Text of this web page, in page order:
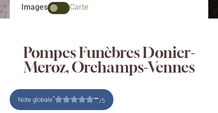
Images Carte
Pompes Funèbres Donier-
Meroz, Orchamps-Vennes
Note globale* –/5